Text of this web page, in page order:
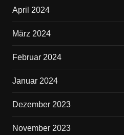
April 2024
März 2024
Februar 2024
Januar 2024
Dezember 2023
November 2023